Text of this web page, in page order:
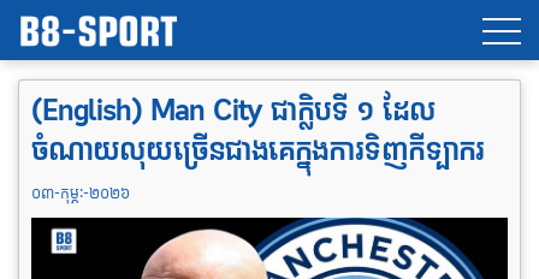
(English) Man City ជាក្លិបទី ១ ដែល
ចំណាយលុយច្រើនជាងគេក្នុងការទិញកីទ្បាករ
០៣-កុម្ភៈ-២០២៦